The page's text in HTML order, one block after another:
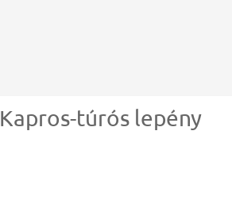
Kapros-túrós lepény